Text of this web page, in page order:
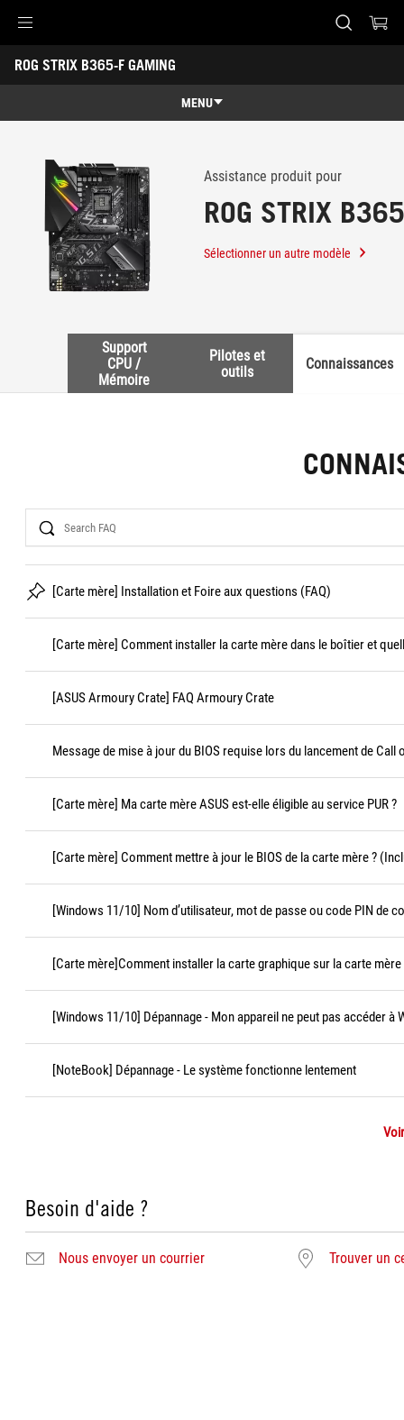
Accessibility links
Aller au contenu
Accessibilité
Aller au Menu
Footer ASUS
ROG STRIX B365-F GAMING
-
MENU
Caractéristiques
Caractéristiques techniques
Récompenses
Galerie
Support
Assistance produit pour
ROG STRIX
Sélectionner un autre modèle
Support
CPU /
Mémoire
Pilotes et
outils
Connaissances
Search
[Carte mère] Installation et Foire aux questions (FAQ)
[Carte mère] Comment installer la carte mère dans le boîtier et
[ASUS Armoury Crate] FAQ Armoury Crate
Message de mise à jour du BIOS requise lors du lancement de Call
[Carte mère] Ma carte mère ASUS est-elle éligible au service PUR ?
[Carte mère] Comment mettre à jour le BIOS de la carte mère ?
[Windows 11/10] Nom d’utilisateur, mot de passe ou code PIN de
[Carte mère]Comment installer la carte graphique sur la carte mère
[Windows 11/10] Dépannage - Mon appareil ne peut pas accéder à
[NoteBook] Dépannage - Le système fonctionne lentement
Besoin d'aide ?
Nous envoyer un courrier Trouver un